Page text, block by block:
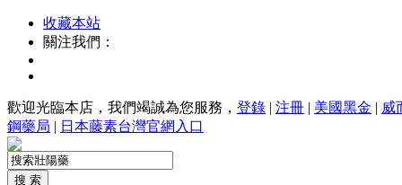
收藏本站
關注我們：
歡迎光臨本店，我們竭誠為您服務， 登錄 | 注冊 | 美國黑金 | 威
鋼藥局 | 日本藤素台灣官網入口